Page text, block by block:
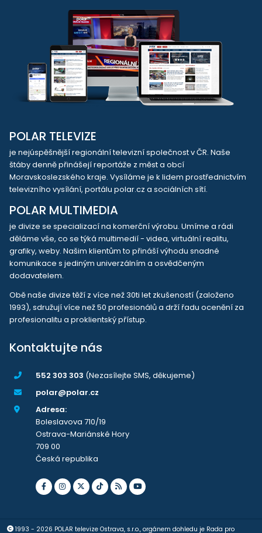
POLAR TELEVIZE
je nejúspěšnější regionální televizní společnost v ČR. Naše
štáby denně přinášejí reportáže z měst a obcí
Moravskoslezského kraje. Vysíláme je k lidem prostřednictvím
televizního vysílání, portálu polar.cz a sociálních sítí.
POLAR MULTIMEDIA
je divize se specializací na komerční výrobu. Umíme a rádi
děláme vše, co se týká multimedií - videa, virtuální realitu,
grafiky, weby. Našim klientům to přináší výhodu snadné
komunikace s jediným univerzálním a osvědčeným
dodavatelem.
Obě naše divize těží z více než 30ti let zkušeností (založeno
1993), sdružují více než 50 profesionálů a drží řadu ocenění za
profesionalitu a proklientský přístup.
Kontaktujte nás
552 303 303 (Nezasílejte SMS, děkujeme)
polar@polar.cz
Adresa:
Boleslavova 710/19
Ostrava-Mariánské Hory
709 00
Česká republika
1993 - 2026 POLAR televize Ostrava, s.r.o., orgánem dohledu je Rada pro